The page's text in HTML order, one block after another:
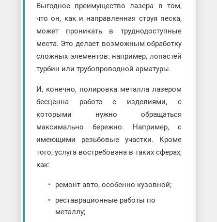
Выгодное преимущество лазера в том,
что он, как и направленная струя песка,
может проникать в труднодоступные
места. Это делает возможным обработку
сложных элементов: например, лопастей
турбин или трубопроводной арматуры.
И, конечно, полировка металла лазером
бесценна работе с изделиями, с
которыми нужно обращаться
максимально бережно. Например, с
имеющими резьбовые участки. Кроме
того, услуга востребована в таких сферах,
как:
ремонт авто, особенно кузовной;
реставрационные работы по
металлу;